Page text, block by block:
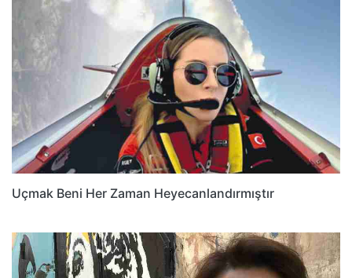
Uçmak Beni Her Zaman Heyecanlandırmıştır